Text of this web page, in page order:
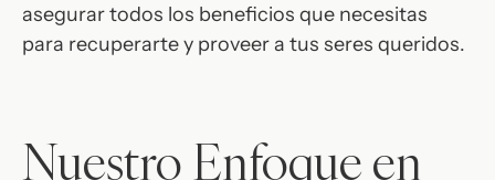
asegurar todos los beneficios que necesitas
para recuperarte y proveer a tus seres queridos.
Nuestro Enfoque en